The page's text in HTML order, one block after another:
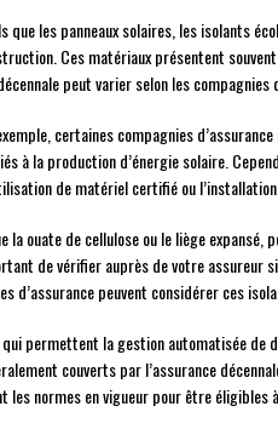
que les panneaux solaires, les isolants
Ces matériaux présentent
peut varier selon les compagnies
certaines compagnies
à la production d’énergie solaire.
de matériel certifié ou
la ouate de cellulose ou le liège expansé,
de vérifier auprès de votre assureur
d’assurance peuvent considérer ces
permettent la gestion automatisée
couverts par l’assurance
normes en vigueur pour être éligibles